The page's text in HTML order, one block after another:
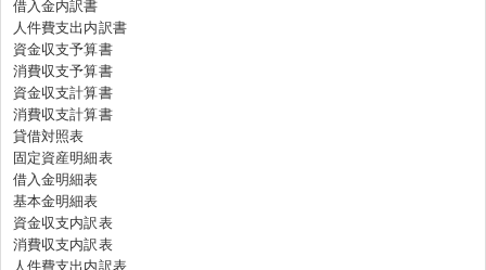
借入金内訳書
人件費支出内訳書
資金収支予算書
消費収支予算書
資金収支計算書
消費収支計算書
貸借対照表
固定資産明細表
借入金明細表
基本金明細表
資金収支内訳表
消費収支内訳表
人件費支出内訳表